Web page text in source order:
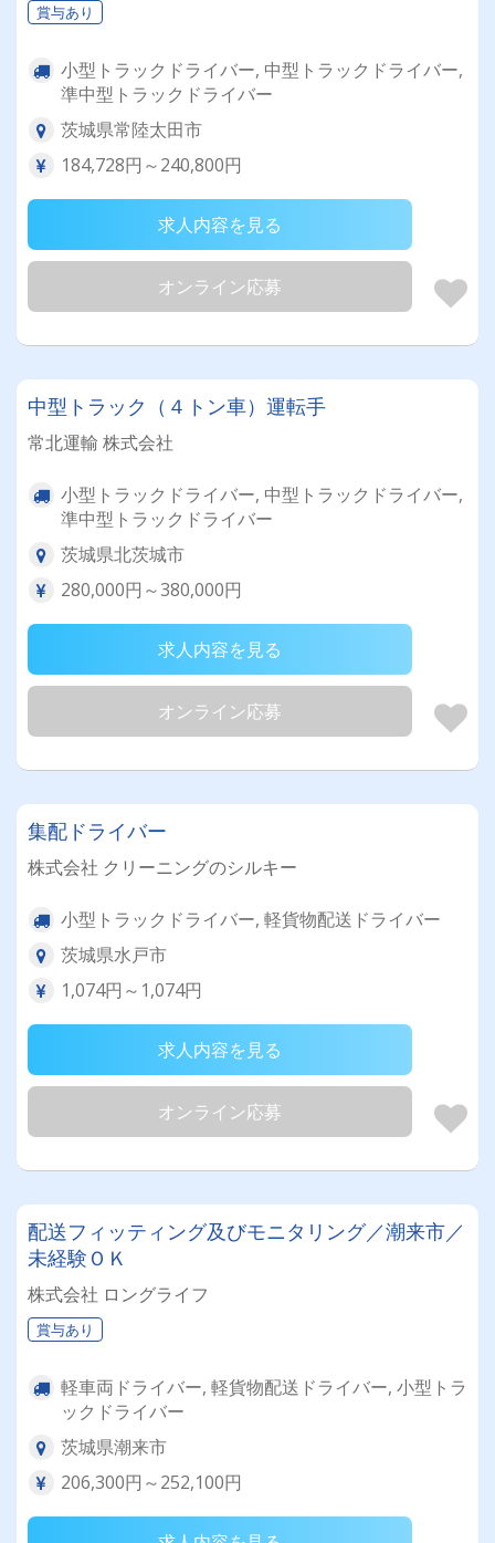
賞与あり
小型トラックドライバー, 中型トラックドライバー,
準中型トラックドライバー
茨城県常陸太田市
184,728円～240,800円
求人内容を見る
オンライン応募
中型トラック（４トン車）運転手
常北運輸 株式会社
小型トラックドライバー, 中型トラックドライバー,
準中型トラックドライバー
茨城県北茨城市
280,000円～380,000円
求人内容を見る
オンライン応募
集配ドライバー
株式会社 クリーニングのシルキー
小型トラックドライバー, 軽貨物配送ドライバー
茨城県水戸市
1,074円～1,074円
求人内容を見る
オンライン応募
配送フィッティング及びモニタリング／潮来市／
未経験ＯＫ
株式会社 ロングライフ
賞与あり
軽車両ドライバー, 軽貨物配送ドライバー, 小型トラ
ックドライバー
茨城県潮来市
206,300円～252,100円